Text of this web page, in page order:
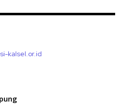
kalsel.or.id